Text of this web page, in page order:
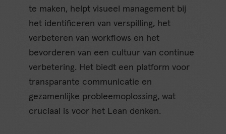
te maken, helpt visueel management bij
het identificeren van verspilling, het
verbeteren van workflows en het
bevorderen van een cultuur van continue
verbetering. Het biedt een platform voor
transparante communicatie en
gezamenlijke probleemoplossing, wat
cruciaal is voor het Lean denken.